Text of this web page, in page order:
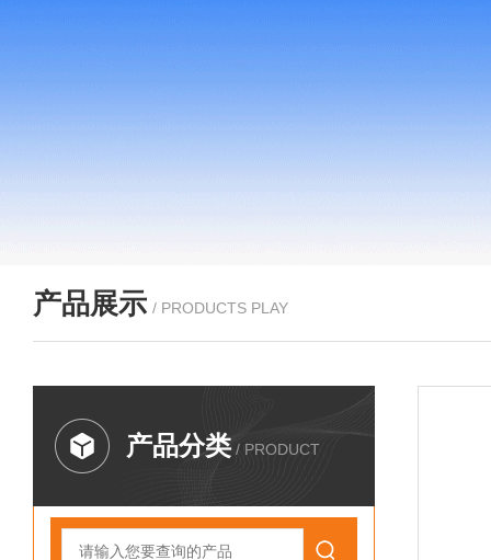
产品展示 / PRODUCTS PLAY
产品分类 / PRODUCT